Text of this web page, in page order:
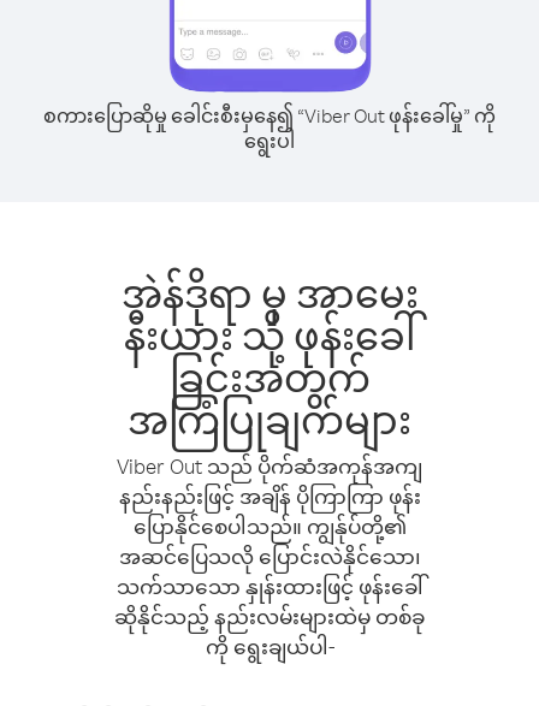
စကားပြောဆိုမှု ခေါင်းစီးမှနေ၍ “Viber Out ဖုန်းခေါ်မှု” ကို
ရွေးပါ
အဲန်ဒိုရာ မှ အာမေး
နီးယား သို့ ဖုန်းခေါ်
ခြင်းအတွက်
အကြံပြုချက်များ
Viber Out သည် ပိုက်ဆံအကုန်အကျ
နည်းနည်းဖြင့် အချိန် ပိုကြာကြာ ဖုန်း
ပြောနိုင်စေပါသည်။ ကျွန်ုပ်တို့၏
အဆင်ပြေသလို ပြောင်းလဲနိုင်သော၊
သက်သာသော နှုန်းထားဖြင့် ဖုန်းခေါ်
ဆိုနိုင်သည့် နည်းလမ်းများထဲမှ တစ်ခု
ကို ရွေးချယ်ပါ-